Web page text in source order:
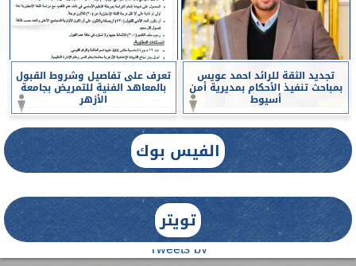
تجديد الثقة للرائد احمد عويس
بمباحث تنفيذ الأحكام بمديرية أمن
أسيوط
تعرف على تفاصيل وشروط القبول
بالمعاهد الفنية للتمريض بجامعة
الأزهر
الفيس بوك
تويتر
Tweets by